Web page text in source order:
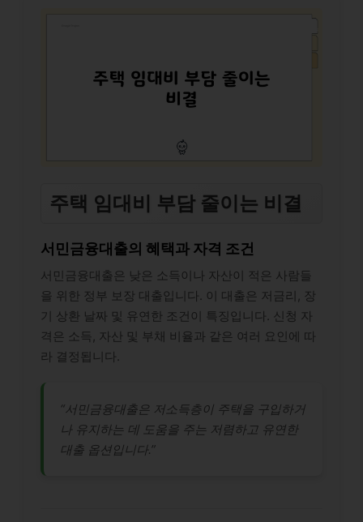
주택 임대비 부담 줄이는 비결
서민금융대출의 혜택과 자격 조건
서민금융대출은 낮은 소득이나 자산이 적은 사람들
을 위한 정부 보장 대출입니다. 이 대출은 저금리, 장
기 상환 날짜 및 유연한 조건이 특징입니다. 신청 자
격은 소득, 자산 및 부채 비율과 같은 여러 요인에 따
라 결정됩니다.
“서민금융대출은 저소득층이 주택을 구입하거
나 유지하는 데 도움을 주는 저렴하고 유연한
대출 옵션입니다.”